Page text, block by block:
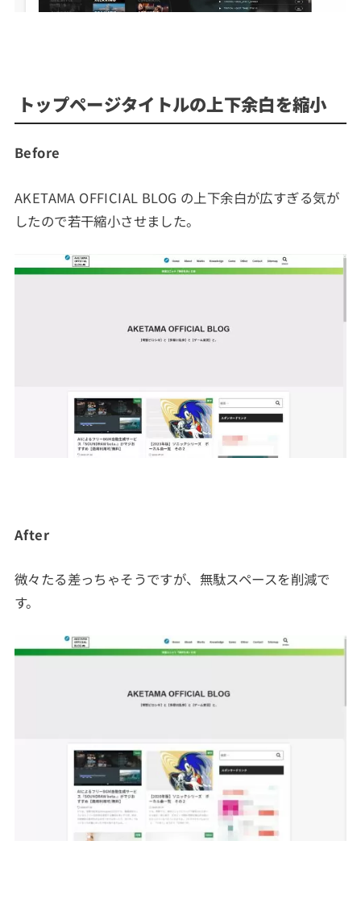
トップページタイトルの上下余白を縮小
Before
AKETAMA OFFICIAL BLOG の上下余白が広すぎる気が
したので若干縮小させました。
After
微々たる差っちゃそうですが、無駄スペースを削減で
す。